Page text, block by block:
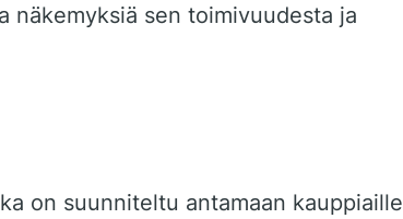
näkemyksiä sen toimivuudesta ja
on suunniteltu antamaan kauppiaille